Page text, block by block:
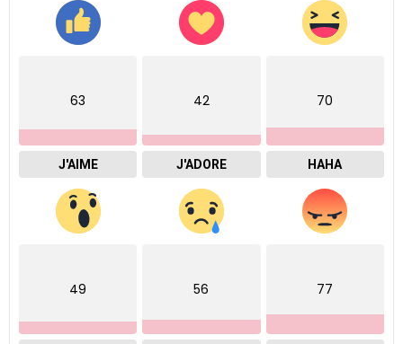
63
J'AIME
42
J'ADORE
70
HAHA
49 56 77